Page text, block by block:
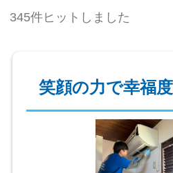
345件ヒットしました
笑顔の力で幸福